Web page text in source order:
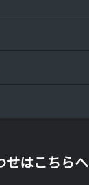
せはこちらへ